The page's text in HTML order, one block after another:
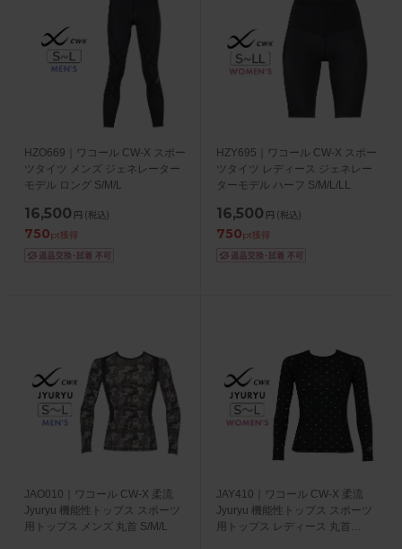
HZO669｜ワコール CW-X スポー
ツタイツ メンズ ジェネレーター
モデル ロング S/M/L
16,500 円 (税込)
750pt獲得
HZY695｜ワコール CW-X スポー
ツタイツ レディース ジェネレー
ターモデル ハーフ S/M/L/LL
16,500 円 (税込)
750pt獲得
JAO010｜ワコール CW-X 柔流
Jyuryu 機能性トップス スポーツ
用トップス メンズ 丸首 S/M/L
JAY410｜ワコール CW-X 柔流
Jyuryu 機能性トップス スポーツ
用トップス レディース 丸首